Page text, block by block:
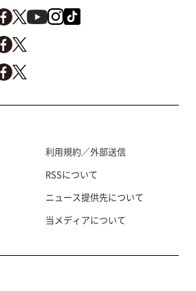
利用規約／外部送信
RSSについて
ニュース提供先について
当メディアについて